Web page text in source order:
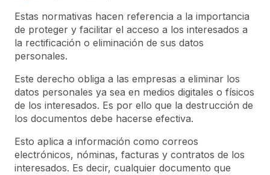
Estas normativas hacen referencia a la importancia
de proteger y facilitar el acceso a los interesados a
la rectificación o eliminación de sus datos
personales.
Este derecho obliga a las empresas a eliminar los
datos personales ya sea en medios digitales o físicos
de los interesados. Es por ello que la destrucción de
los documentos debe hacerse efectiva.
Esto aplica a información como correos
electrónicos, nóminas, facturas y contratos de los
interesados. Es decir, cualquier documento que